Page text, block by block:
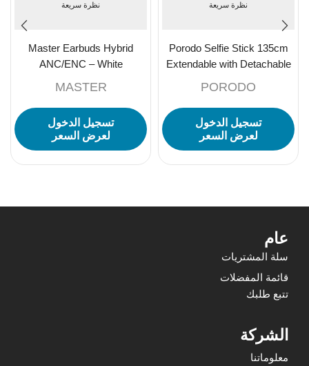
نظرة سريعة
Porodo Selfie Stick 135cm
Extendable with Detachable
PORODO
تسجيل الدخول
لعرض السعر
نظرة سريعة
Master Earbuds Hybrid
ANC/ENC – White
MASTER
تسجيل الدخول
لعرض السعر
عام
سلة المشتريات
قائمة المفضلات
تتبع طلبك
الشركة
معلوماتنا